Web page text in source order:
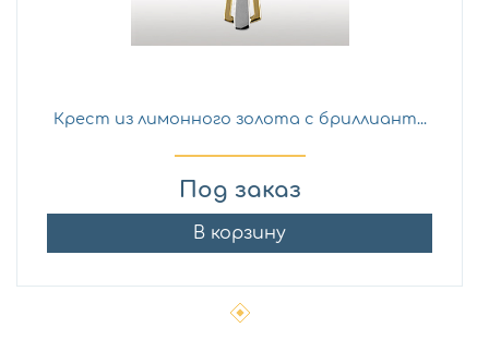
Крест из лимонного золота с бриллиант...
Под заказ
В корзину